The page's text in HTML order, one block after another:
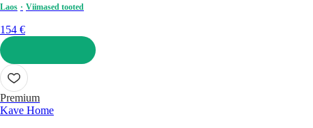
Laos
Viimased tooted
154 €
LISA OSTUKORVI
Premium
Kave Home